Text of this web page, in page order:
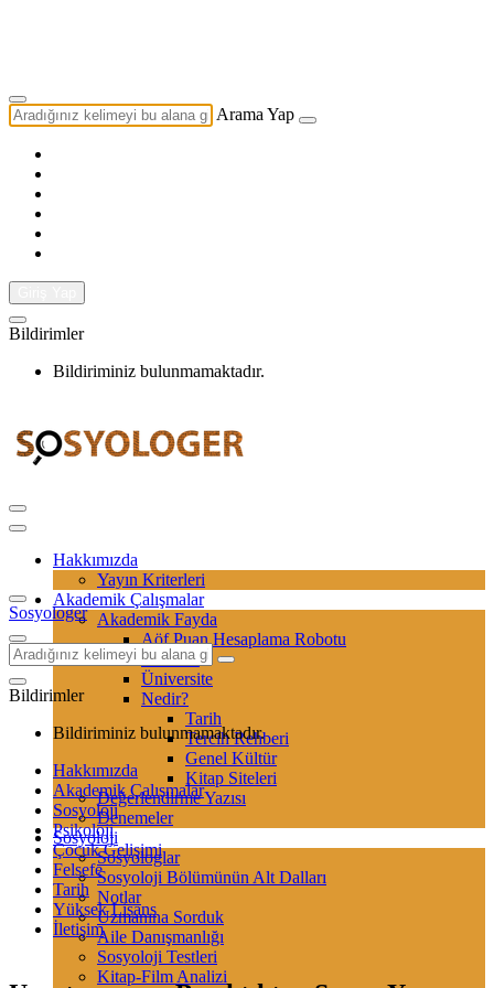
Arama Yap
Bildirimler
Bildiriminiz bulunmamaktadır.
Hakkımızda
Yayın Kriterleri
Akademik Çalışmalar
Akademik Fayda
Aöf Puan Hesaplama Robotu
Sertifika
Üniversite
Nedir?
Tarih
Tercih Rehberi
Genel Kültür
Kitap Siteleri
Değerlendirme Yazısı
Denemeler
Sosyoloji
Sosyologlar
Sosyoloji Bölümünün Alt Dalları
Notlar
Uzmanına Sorduk
Aile Danışmanlığı
Sosyoloji Testleri
Kitap-Film Analizi
Sosyologer
Bildirimler
Bildiriminiz bulunmamaktadır.
Hakkımızda
Akademik Çalışmalar
Sosyoloji
Psikoloji
Çocuk Gelişimi
Felsefe
Tarih
Yüksek Lisans
İletişim